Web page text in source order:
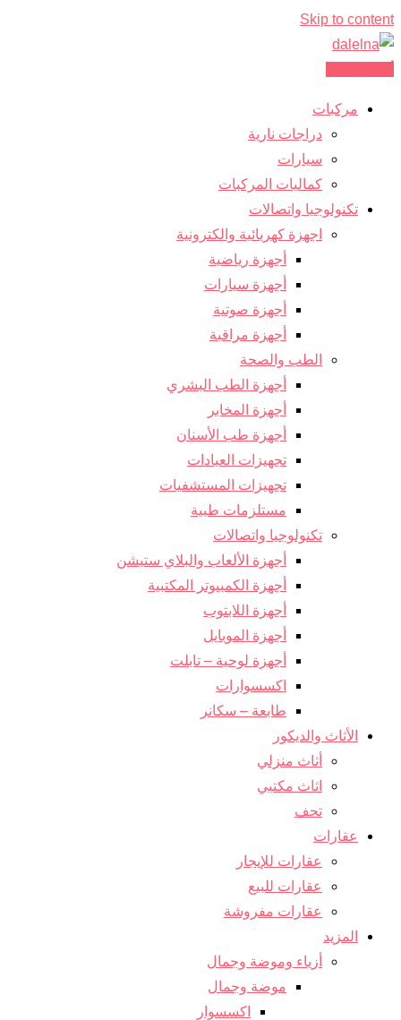
Skip to content
مركبات
دراجات نارية
سيارات
كماليات المركبات
تكنولوجيا واتصالات
اجهزة كهربائية والكترونية
أجهزة رياضية
أجهزة سيارات
أجهزة صوتية
أجهزة مراقبة
الطب والصحة
أجهزة الطب البشري
أجهزة المخابر
أجهزة طب الأسنان
تجهيزات العيادات
تجهيزات المستشفيات
مستلزمات طبية
تكنولوجيا واتصالات
أجهزة الألعاب والبلاي ستيشن
أجهزة الكمبيوتر المكتبية
أجهزة اللابتوب
أجهزة الموبايل
أجهزة لوحية – تابلت
اكسسوارات
طابعة – سكانر
الأثاث والديكور
أثاث منزلي
اثاث مكتبي
تحف
عقارات
عقارات للإيجار
عقارات للبيع
عقارات مفروشة
المزيد
أزياء وموضة وجمال
موضة وجمال
اكسسوار